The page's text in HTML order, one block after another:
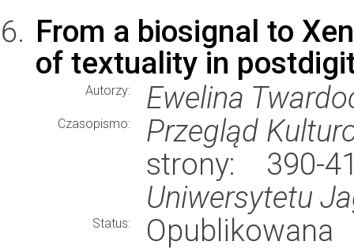
From a biosignal to
of textuality in
Autorzy: Ewelina
Czasopismo:
Przegląd
strony: 390-
Uniwersytetu
Status:
Opublikowana